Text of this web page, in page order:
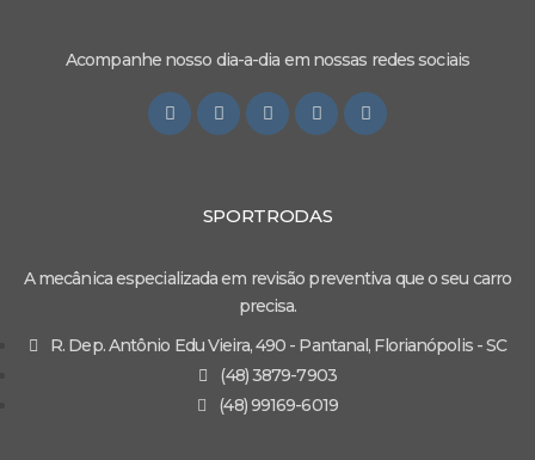
Acompanhe nosso dia-a-dia em nossas redes sociais
SPORTRODAS
A mecânica especializada em revisão preventiva que o seu carro
precisa.
R. Dep. Antônio Edu Vieira, 490 - Pantanal, Florianópolis - SC
(48) 3879-7903
(48) 99169-6019